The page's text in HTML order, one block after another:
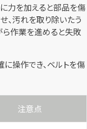
力を加えると部品を傷
、汚れを取り除いたう
ら作業を進めると失敗
操作でき、ベルトを傷
注意点